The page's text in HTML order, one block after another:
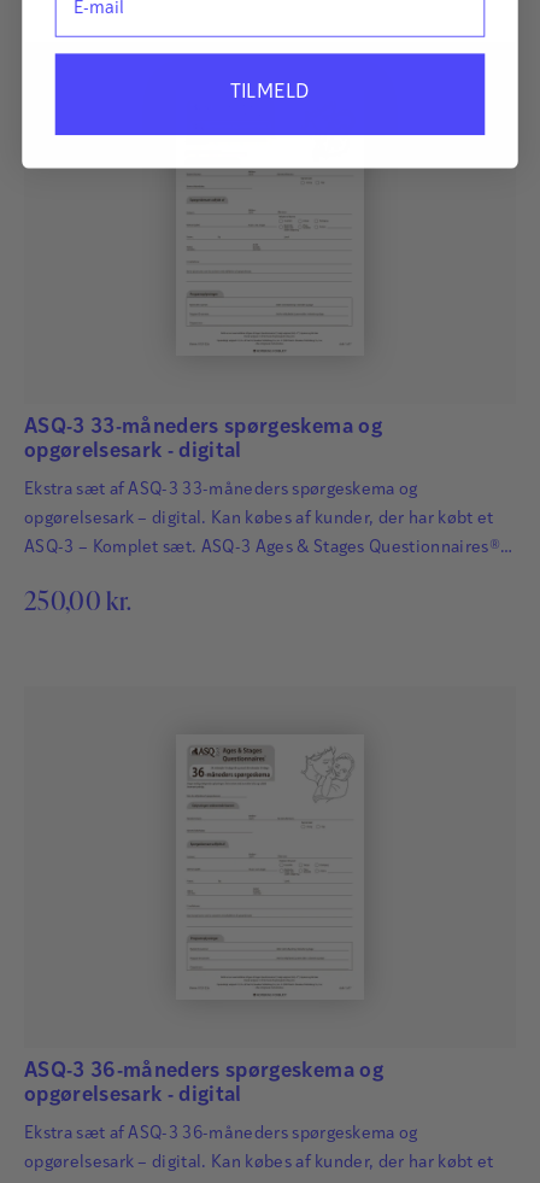
ASQ-3 33-måneders spørgeskema og
opgørelsesark - digital
Ekstra sæt af ASQ-3 33-måneders spørgeskema og
opgørelsesark – digital. Kan købes af kunder, der har købt et
ASQ-3 – Komplet sæt. ASQ-3 Ages & Stages Questionnaires®
hos småbørn. Det har afgørende betydning for børns fremtid,
250,00 kr.
ASQ-3 36-måneders spørgeskema og
opgørelsesark - digital
Ekstra sæt af ASQ-3 36-måneders spørgeskema og
opgørelsesark – digital. Kan købes af kunder, der har købt et
TILMELD